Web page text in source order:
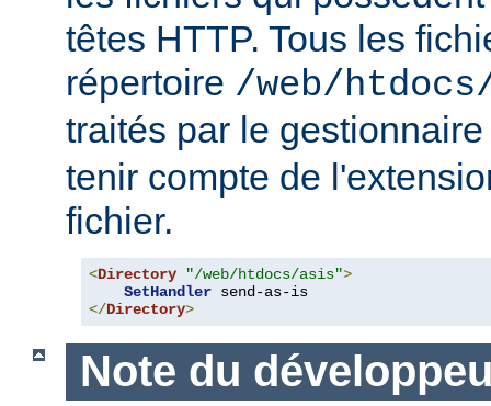
têtes HTTP. Tous les
répertoire /web/
traités par le
tenir compte de
fichier.
<Directory "/web/htdocs/asis">
SetHandler
</Directory>
Note du